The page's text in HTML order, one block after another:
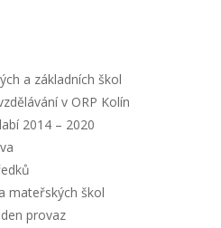
a základních škol
v ORP Kolín
2014 – 2020
mateřských škol
provaz